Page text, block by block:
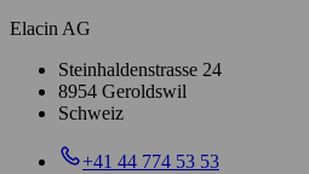
Elacin AG
Steinhaldenstrasse 24
8954 Geroldswil
Schweiz
+41 44 774 53 53